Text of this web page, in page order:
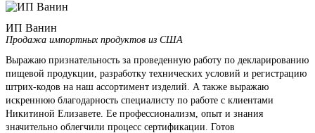
ИП Ванин
Продажа импортных продуктов из США
Выражаю признательность за проведенную работу по декларированию
пищевой продукции, разработку технических условий и регистрацию
штрих-кодов на наш ассортимент изделий. А также выражаю
искреннюю благодарность специалисту по работе с клиентами
Никитиной Елизавете. Ее профессионализм, опыт и знания
значительно облегчили процесс сертификации. Готов